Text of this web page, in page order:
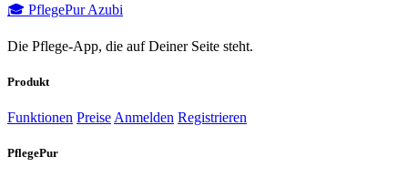
🎓 PflegePurAzubi
Die Pflege-App, die auf Deiner Seite steht.
Produkt
Funktionen Preise Anmelden Registrieren
PflegePur